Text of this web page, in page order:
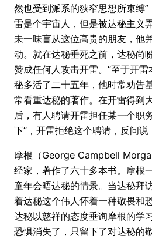
然也受到派系的狭窄思想所束缚
雷是个宇宙人，但是被达秘主义
未一味盲从这位高贵的朋友，他
动。就在达秘垂死之前，达秘尚
赞成任何人攻击开雷。”至于开
秘多活了二十五年，他时常劝告
常看重达秘的著作。在开雷得到
后，有人聘请开雷担任某一个职
下”，开雷拒绝这个聘请，反问说
摩根（George Campbell
经家，著作了六十多本书。摩根
童年会晤达秘的情景。当达秘拜
着达秘这个伟人怀着一种敬畏和
达秘以慈祥的态度垂询摩根的学
恐惧消失了，只留下了对达秘的敬